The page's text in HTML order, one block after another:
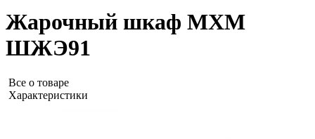
Жарочный шкаф МХМ
ШЖЭ91
Все о товаре
Характеристики